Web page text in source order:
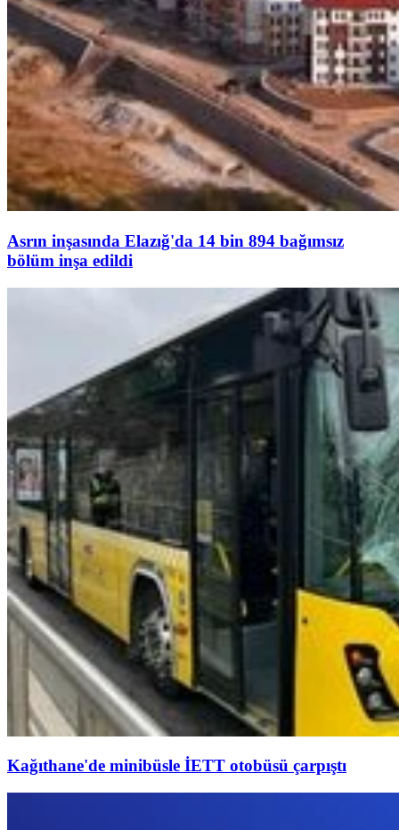
Asrın inşasında Elazığ'da 14 bin 894 bağımsız
bölüm inşa edildi
Kağıthane'de minibüsle İETT otobüsü çarpıştı